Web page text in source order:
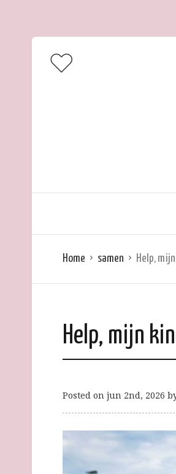
Home samen Help,
Help, mijn
Posted on jun 2nd, 2026